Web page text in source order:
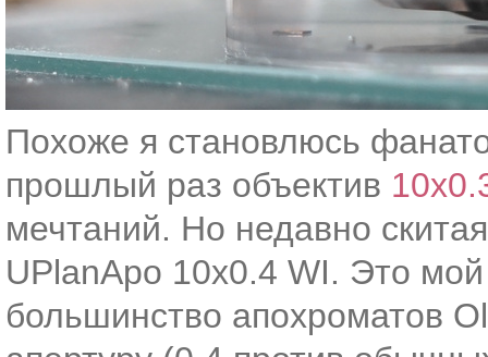
Похоже я становлюсь
прошлый раз объектив
мечтаний. Но недавно
UPlanApo 10x0.4 WI. Это
большинство апохроматов